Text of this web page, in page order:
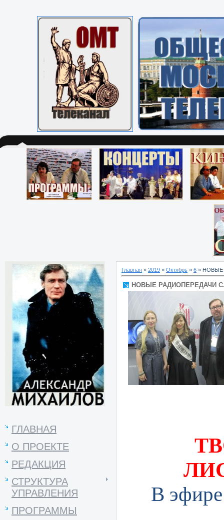
ГЛАВНАЯ
О ПРОЕКТЕ
РЕДАКЦИЯ
СТРУКТУРА
УПРАВЛЕНИЯ
ПРОГРАММЫ
Главная » 2019 » Октябрь » 6 » НОВЫЕ
НОВЫЕ РАДИОПЕРЕДАЧИ
В эфире